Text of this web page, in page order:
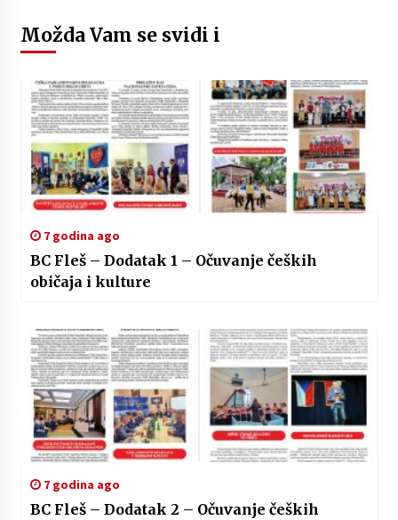
Možda Vam se svidi i
7 godina ago
BC Fleš – Dodatak 1 – Očuvanje čeških
običaja i kulture
7 godina ago
BC Fleš – Dodatak 2 – Očuvanje čeških